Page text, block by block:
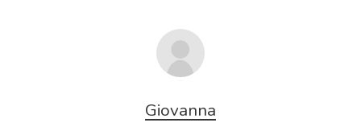
Giovanna